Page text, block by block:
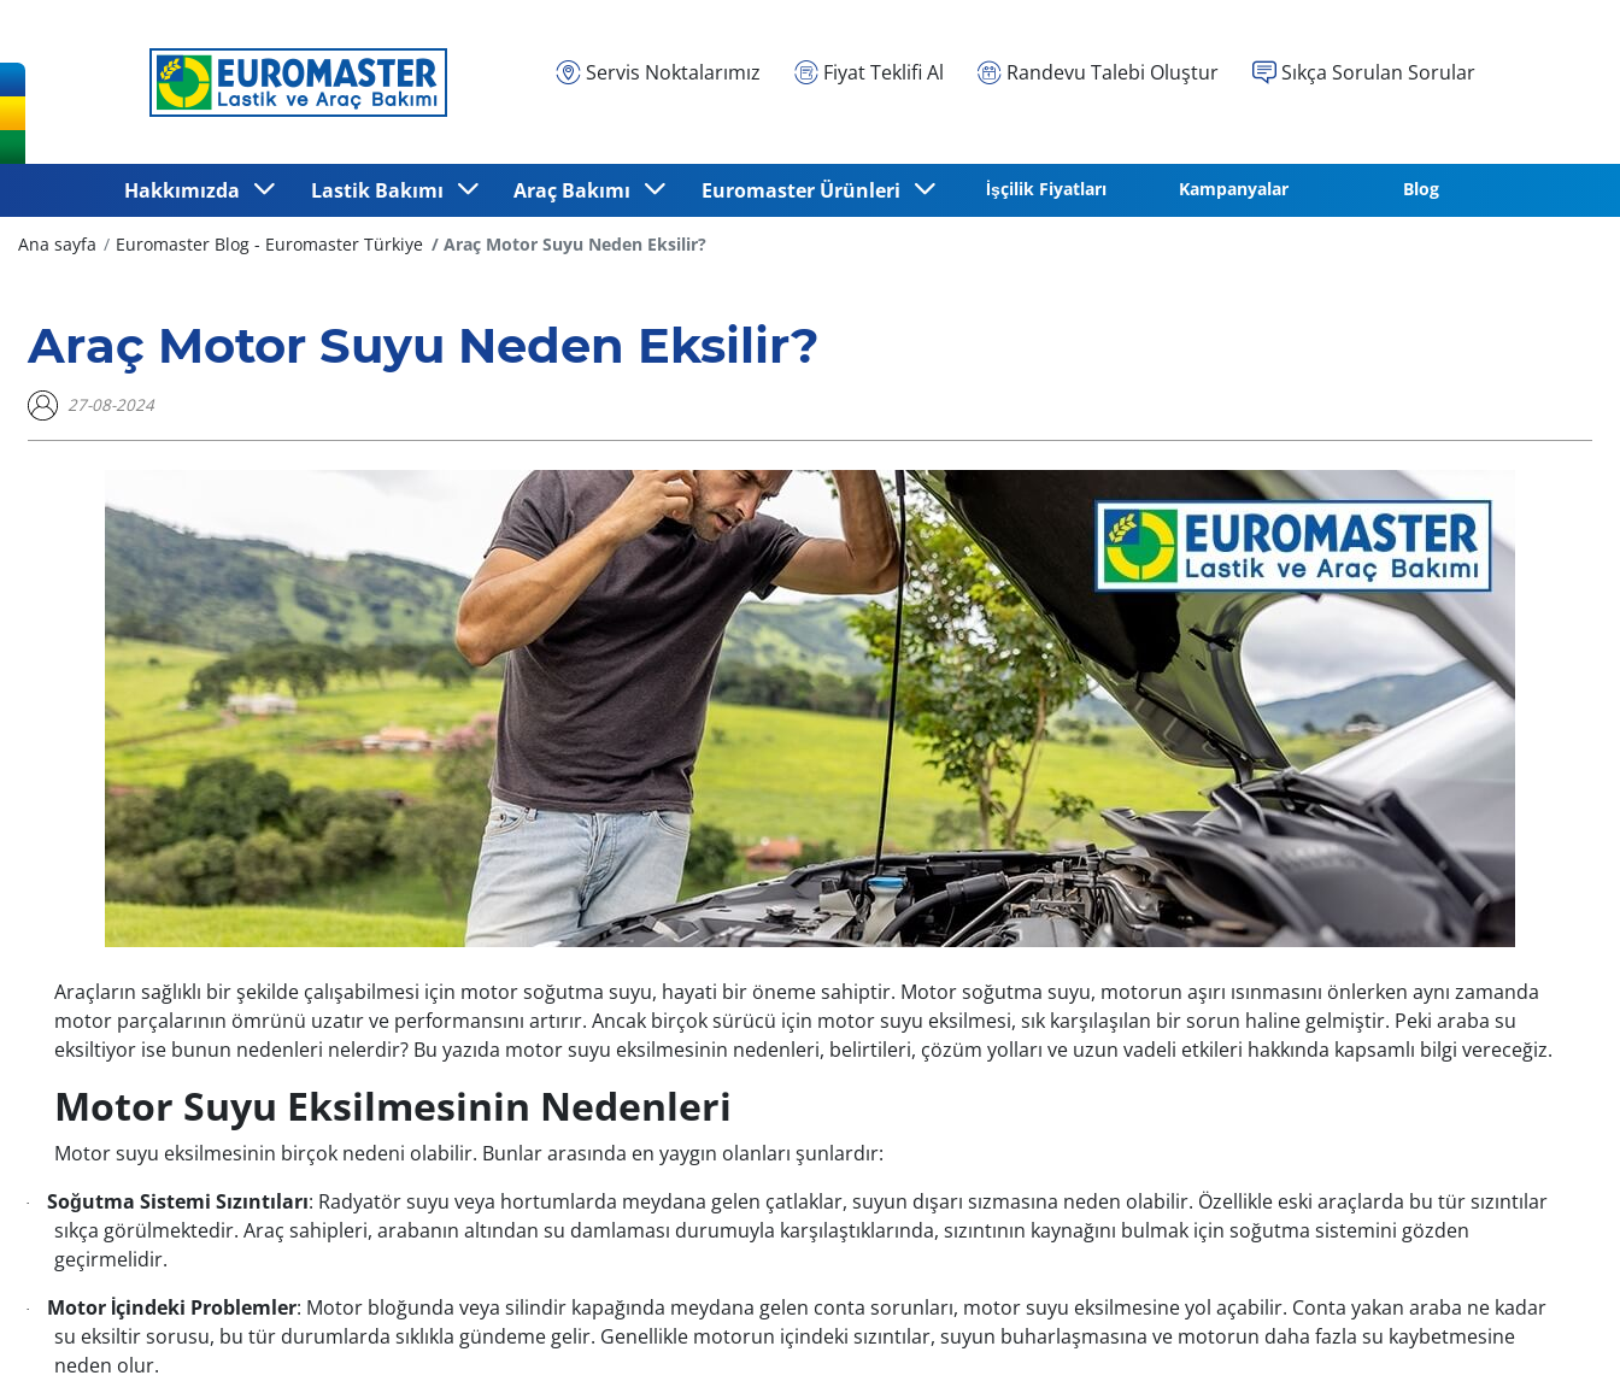
Servis Noktalarımız Fiyat Teklifi Al Randevu Talebi Oluştur Sıkça Sorulan Sorular
Hakkımızda Lastik Bakımı Araç Bakımı Euromaster Ürünleri İşçilik Fiyatları Kampanyalar Blog
Ana sayfa Euromaster Blog - Euromaster Türkiye Araç Motor Suyu Neden Eksilir?
Araç Motor Suyu Neden Eksilir?
27-08-2024
Araçların sağlıklı bir şekilde çalışabilmesi için motor soğutma suyu, hayati bir öneme sahiptir. Motor soğutma suyu, motorun aşırı ısınmasını önlerken aynı zamanda
motor parçalarının ömrünü uzatır ve performansını artırır. Ancak birçok sürücü için motor suyu eksilmesi, sık karşılaşılan bir sorun haline gelmiştir. Peki araba su
eksiltiyor ise bunun nedenleri nelerdir? Bu yazıda motor suyu eksilmesinin nedenleri, belirtileri, çözüm yolları ve uzun vadeli etkileri hakkında kapsamlı bilgi vereceğiz.
Motor Suyu Eksilmesinin Nedenleri
Motor suyu eksilmesinin birçok nedeni olabilir. Bunlar arasında en yaygın olanları şunlardır:
· Soğutma Sistemi Sızıntıları: Radyatör suyu veya hortumlarda meydana gelen çatlaklar, suyun dışarı sızmasına neden olabilir. Özellikle eski araçlarda bu tür sızıntılar
sıkça görülmektedir. Araç sahipleri, arabanın altından su damlaması durumuyla karşılaştıklarında, sızıntının kaynağını bulmak için soğutma sistemini gözden
geçirmelidir.
· Motor İçindeki Problemler: Motor bloğunda veya silindir kapağında meydana gelen conta sorunları, motor suyu eksilmesine yol açabilir. Conta yakan araba ne kadar
su eksiltir sorusu, bu tür durumlarda sıklıkla gündeme gelir. Genellikle motorun içindeki sızıntılar, suyun buharlaşmasına ve motorun daha fazla su kaybetmesine
neden olur.